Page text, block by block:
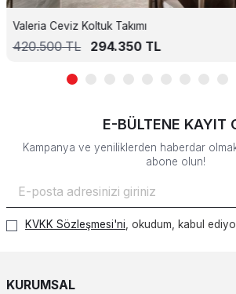
Valeria Ceviz Koltuk Takımı
420.500TL 294.350TL
E-BÜLTENE KAYIT
Kampanya ve yeniliklerden haberdar
abone olun!
KVKK Sözleşmesi'ni, okudum, kabul
KURUMSAL